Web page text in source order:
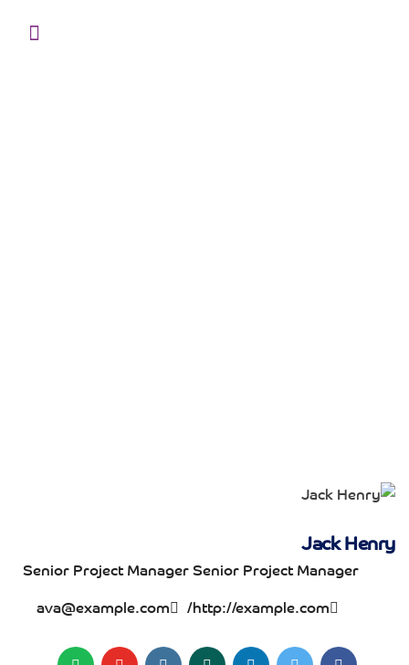
Jack Henry
Senior Project Manager
Senior Project Manager
http://example.com/
ava@example.com